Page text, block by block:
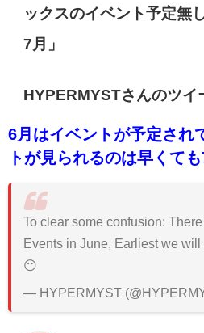
ックスのイベント予定無
7月」
HYPERMYSTさんのツイ
6月はイベントが予定され
トが見られるのは早くても
To clear some confusion:
Events in June, Earliest we
😶
— HYPERMYST